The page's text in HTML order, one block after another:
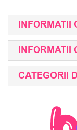
INFORMATII
INFORMATII
CATEGORII